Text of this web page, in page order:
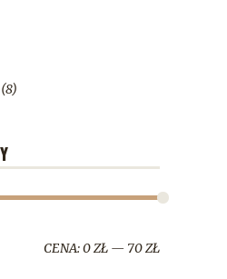
(8)
CENA:0 ZŁ — 70 ZŁ